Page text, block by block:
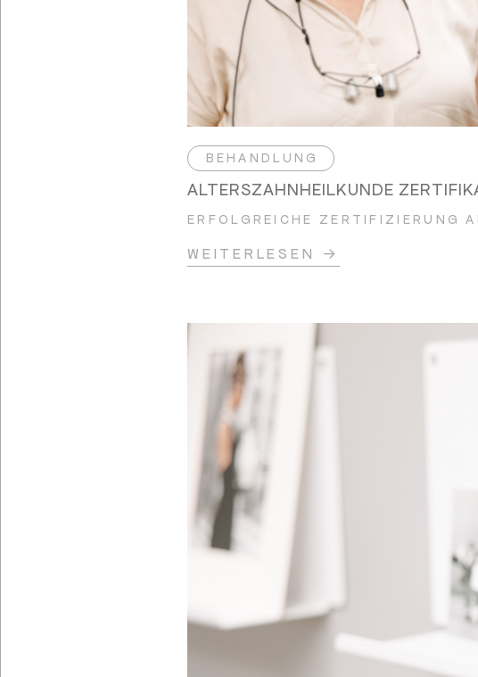
BEHANDLUNG
ALTERSZAHNHEILKUNDE
ERFOLGREICHE ZERTIFIZIERUNG
WEITERLESEN →